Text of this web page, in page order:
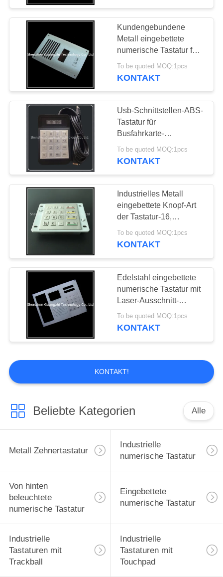
Pin kodieren
Tastatur
Funktions-Tastatur
Silikon-Gummi-
Tastatur
ATM Pin-Tastatur
RFID-Kartenleser
Kundengebundene
Metall eingebettete
numerische Tastatur für
Zugriffskontrollsystem
To be quoted MOQ:1pcs
KONTAKT
Usb-Schnittstellen-ABS-
Tastatur für
Busfahrkarte-
Maschinen-dauerhaftes
wasserdichtes
To be quoted MOQ:1pcs
KONTAKT
Industrielles Metall
eingebettete Knopf-Art
der Tastatur-16,
kundenspezifischer
Guss-Tastatur
To be quoted MOQ:1pcs
KONTAKT
Edelstahl eingebettete
numerische Tastatur mit
Laser-Ausschnitt-
verbiegender
Schweißens-
To be quoted MOQ:1pcs
KONTAKT
KONTAKT!
Beliebte Kategorien Alle
Metall Zehnertastatur
Industrielle
numerische Tastatur
Von hinten
beleuchtete
numerische Tastatur
Eingebettete
numerische Tastatur
Industrielle
Tastaturen mit
Trackball
Industrielle
Tastaturen mit
Touchpad